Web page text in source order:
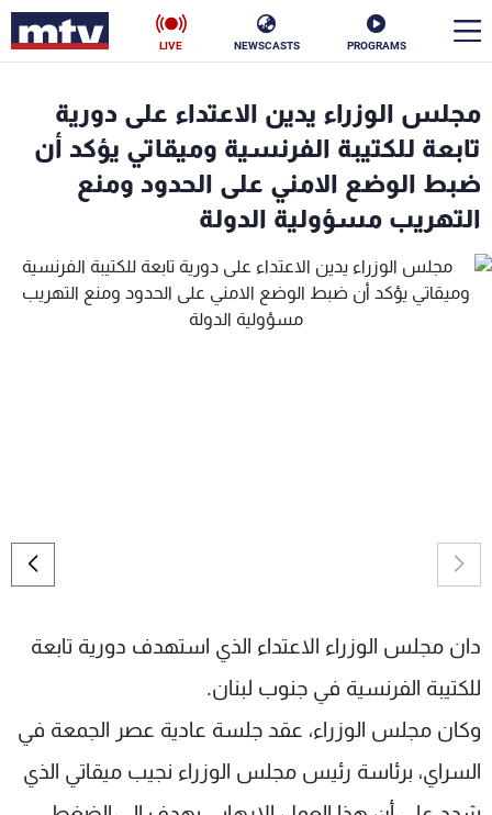
PROGRAMS
NEWSCASTS
LIVE
مجلس الوزراء يدين الاعتداء على دورية
تابعة للكتيبة الفرنسية وميقاتي يؤكد أن
ضبط الوضع الامني على الحدود ومنع
التهريب مسؤولية الدولة
دان مجلس الوزراء الاعتداء الذي استهدف دورية تابعة
للكتيبة الفرنسية في جنوب لبنان.
وكان مجلس الوزراء، عقد جلسة عادية عصر الجمعة في
السراي، برئاسة رئيس مجلس الوزراء نجيب ميقاتي الذي
الأخبار
سياسة ناس
إقتصاد
منوعات رياضة
الترددات
الإنـتـاج
لاعلاناتكم
تواصل معنا
شروط الإسـتخدام
سياسة الخصوصية